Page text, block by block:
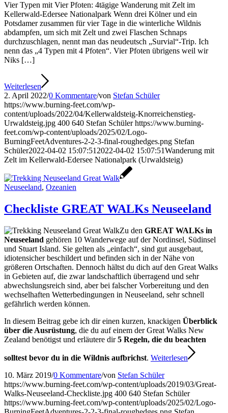
Vier Typen mit Vier Pfoten: 4tägige Wanderung mit Zelt im
Kellerwald-Edersee Nationalpark Wenn drei Kölner und ein
Potsdamer zusammen für vier Tage in die winterliche Wildnis
abdampfen, um sich mit Zelt und zwei Flaschen Schnaps
durchzuschlagen, nennt man das neudeutsch „Survial“-Trip. Ich
nenn das „4 Typen mit 4 Pfoten“. Vier Pfoten übrigens weil wir
Niks […]
Weiterlesen
2. April 2022/0 Kommentare/von Stefan Schüler
https://www.burning-feet.com/wp-
content/uploads/2022/04/Kellerwaldsteig-Knorreichenstieg-
Urwaldsteig.jpg 400 640 Stefan Schüler https://www.burning-
feet.com/wp-content/uploads/2025/02/Logo-
BurningFeetAdventures-2-2-3-final-roughedges.png Stefan
Schüler2022-04-02 15:07:51 2022-04-02 15:07:51Wanderung mit
Zelt im Kellerwald-Edersee Nationalpark (Urwaldsteig)
Neuseeland, Ozeanien
Checkliste GREAT WALKs Neuseeland
Zu den GREAT WALKs in
Neuseeland gehören 10 Wanderwege auf der Nordinsel, Südinsel
und Stuart Island. Sie gelten als „einfach“, sind gut ausgebaut,
idiotensicher beschildert und befinden sich in der Nähe von
größeren Ortschaften. Dennoch hältst du dich auf den Great Walks
in Gebieten auf, die zwar landschaftlich überragend und sehr
abwechslungsreich sind, aber bei falscher Vorbereitung und den
wechselhaften Wetterbedingungen in Neuseeland, sehr schnell
gefährlich werden können.
In diesem Beitrag gebe ich dir einen kurzen, knackigen Überblick
über die Ausrüstung, die du auf einem der Great Walks New
Zealand benötigst und erläutere dir5 Regeln, die du beachten
solltest bevor du in die Wildnis aufbrichst. Weiterlesen
10. März 2019/0 Kommentare/von Stefan Schüler
https://www.burning-feet.com/wp-content/uploads/2019/03/Great-
Walks-Neuseeland-Checkliste.jpg 400 640 Stefan Schüler
https://www.burning-feet.com/wp-content/uploads/2025/02/Logo-